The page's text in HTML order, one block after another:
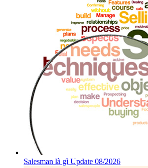
Salesman là gì Update 08/2026